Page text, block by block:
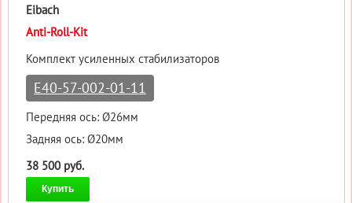
Eibach
Anti-Roll-Kit
Комплект усиленных стабилизаторов
E40-57-002-01-11
Передняя ось: Ø26мм
Задняя ось: Ø20мм
38 500 руб.
Купить